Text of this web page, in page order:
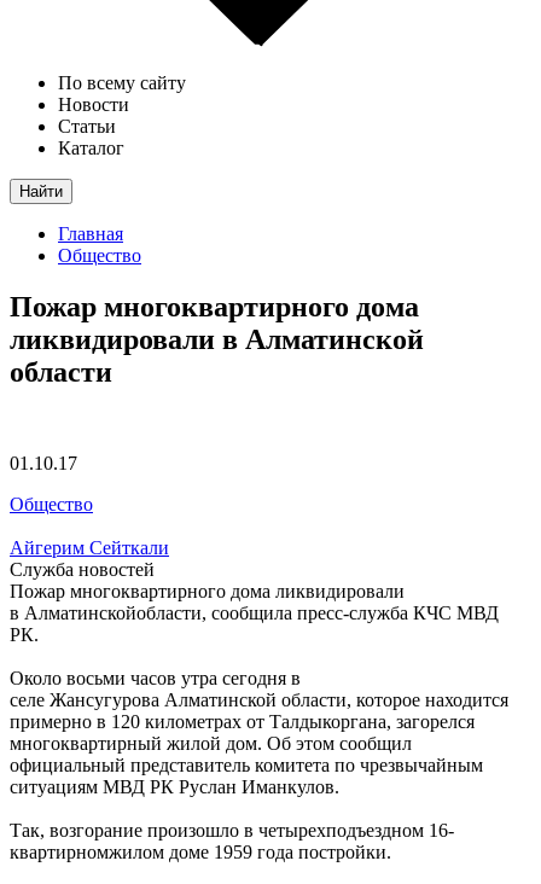
По всему сайту
Новости
Статьи
Каталог
Найти
Главная
Общество
Пожар многоквартирного дома
ликвидировали в Алматинской
области
01.10.17
Общество
Айгерим Сейткали
Служба новостей
Пожар многоквартирного дома ликвидировали
в Алматинскойобласти, сообщила пресс-служба КЧС МВД
РК.
Около восьми часов утра сегодня в
селе Жансугурова Алматинской области, которое находится
примерно в 120 километрах от Талдыкоргана, загорелся
многоквартирный жилой дом. Об этом сообщил
официальный представитель комитета по чрезвычайным
ситуациям МВД РК Руслан Иманкулов.
Так, возгорание произошло в четырехподъездном 16-
квартирномжилом доме 1959 года постройки.